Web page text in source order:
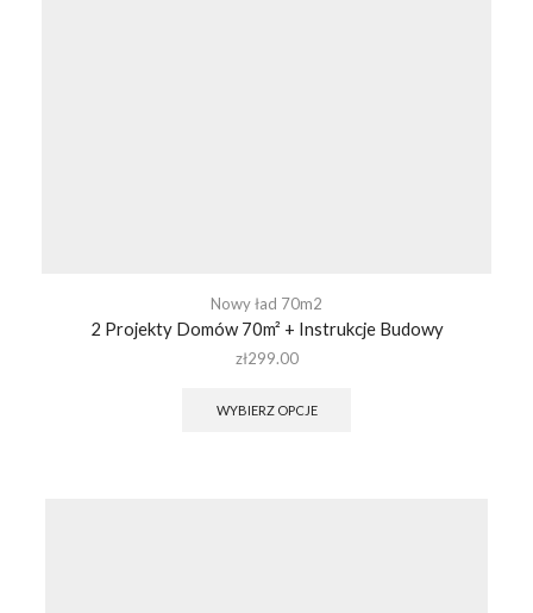
Nowy ład 70m2
2 Projekty Domów 70m² + Instrukcje Budowy
zł299.00
WYBIERZ OPCJE